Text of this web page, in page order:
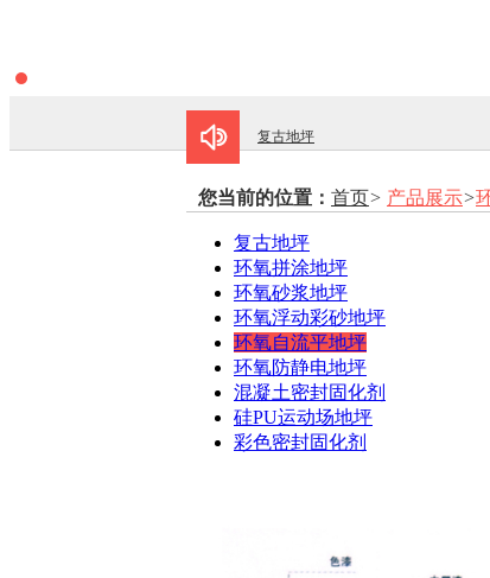
复古地坪
环氧自流平地坪
环氧防静电地坪
彩色密封固化剂地坪
环氧金磨石地坪系统
密封固化剂
彩色密封固化剂地坪厂家
您当前的位置： 首页> 产品展示>
复古地坪
环氧拼涂地坪
环氧砂浆地坪
环氧浮动彩砂地坪
环氧自流平地坪
环氧防静电地坪
混凝土密封固化剂
硅PU运动场地坪
彩色密封固化剂